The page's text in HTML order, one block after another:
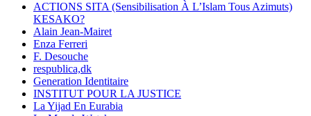
ACTIONS SITA (Sensibilisation À L’Islam Tous Azimuts)
KESAKO?
Alain Jean-Mairet
Enza Ferreri
F. Desouche
respublica,dk
Generation Identitaire
INSTITUT POUR LA JUSTICE
La Yijad En Eurabia